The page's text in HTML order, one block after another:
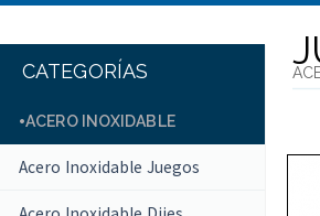
CATEGORÍAS
ACERO INOXIDABLE
Acero Inoxidable Juegos